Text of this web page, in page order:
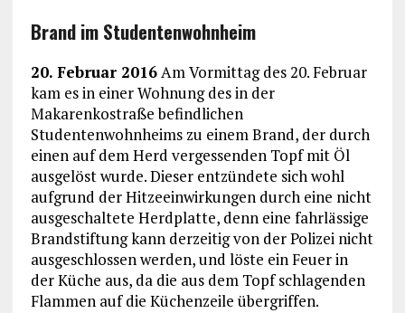
Brand im Studentenwohnheim
20. Februar 2016Am Vormittag des 20. Februar
kam es in einer Wohnung des in der
Makarenkostraße befindlichen
Studentenwohnheims zu einem Brand, der durch
einen auf dem Herd vergessenden Topf mit Öl
ausgelöst wurde. Dieser entzündete sich wohl
aufgrund der Hitzeeinwirkungen durch eine nicht
ausgeschaltete Herdplatte, denn eine fahrlässige
Brandstiftung kann derzeitig von der Polizei nicht
ausgeschlossen werden, und löste ein Feuer in
der Küche aus, da die aus dem Topf schlagenden
Flammen auf die Küchenzeile übergriffen.